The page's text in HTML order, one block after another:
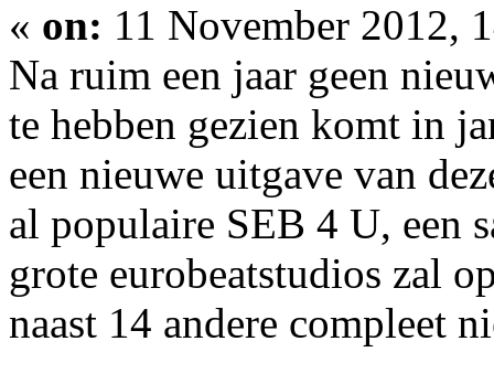
« on: 11 November 2012,
Na ruim een jaar geen
te hebben gezien komt in
een nieuwe uitgave van
al populaire SEB 4 U, een
grote eurobeatstudios zal
naast 14 andere compleet